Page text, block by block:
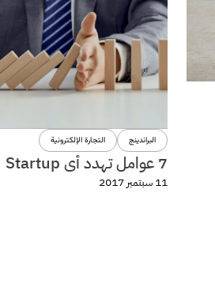
البراندينج التجارة الإلكترونية
7 عوامل تهدد أى Startup
11 سبتمبر 2017